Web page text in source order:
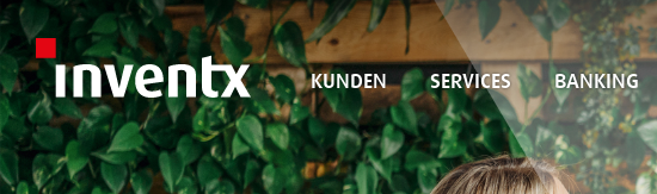
KUNDEN SERVICES BANKING